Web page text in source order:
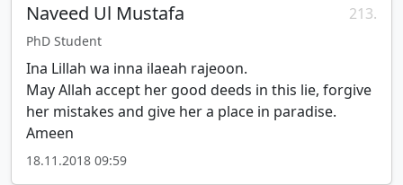
Naveed Ul Mustafa
PhD Student
213.
Ina Lillah wa inna ilaeah rajeoon.
May Allah accept her good deeds in this lie, forgive
her mistakes and give her a place in paradise.
Ameen
18.11.2018 09:59